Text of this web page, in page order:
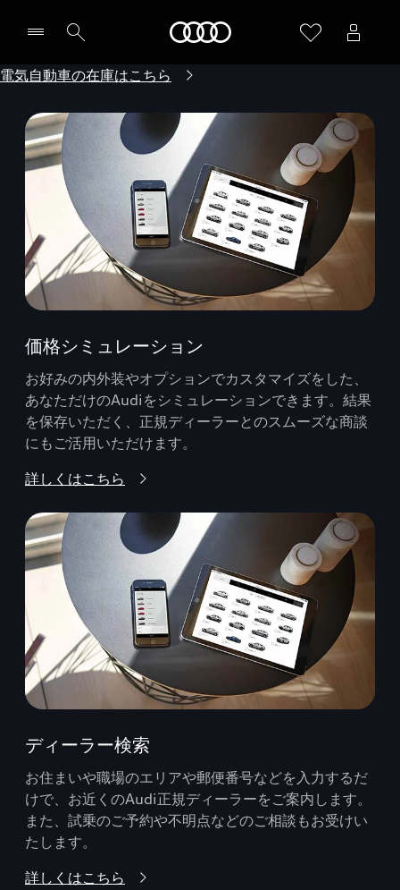
電気自動車の在庫はこちら
価格シミュレーション
お好みの内外装やオプションでカスタマイズをした、
あなただけのAudiをシミュレーションできます。結果
を保存いただく、正規ディーラーとのスムーズな商談
にもご活用いただけます。
詳しくはこちら
ディーラー検索
お住まいや職場のエリアや郵便番号などを入力するだ
けで、お近くのAudi正規ディーラーをご案内します。
また、試乗のご予約や不明点などのご相談もお受けい
たします。
詳しくはこちら